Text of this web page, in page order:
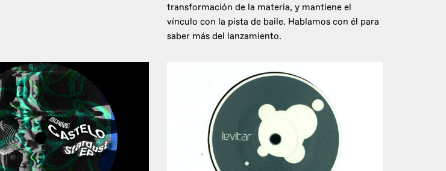
transformación de la materia, y mantiene el
vínculo con la pista de baile. Hablamos con él para
saber más del lanzamiento.